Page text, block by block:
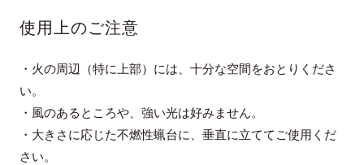
使用上のご注意
・火の周辺（特に上部）には、十分な空間をおとりくださ
い。
・風のあるところや、強い光は好みません。
・大きさに応じた不燃性蝋台に、垂直に立ててご使用くだ
さい。